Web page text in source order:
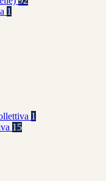
1
1
15